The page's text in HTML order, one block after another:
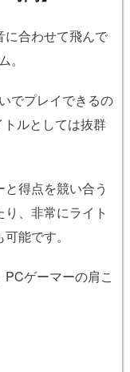
に合わせて飛んで
でプレイできるの
ルとしては抜群
得点を競い合う
、非常にライト
能です。
ゲーマーの肩こ